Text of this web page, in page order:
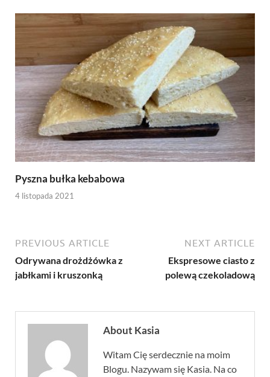
Pyszna bułka kebabowa
4 listopada 2021
PREVIOUS ARTICLE
Odrywana drożdżówka z
jabłkami i kruszonką
NEXT ARTICLE
Ekspresowe ciasto z
polewą czekoladową
About Kasia
Witam Cię serdecznie na moim
Blogu. Nazywam się Kasia. Na co